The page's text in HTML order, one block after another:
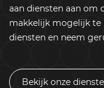
aan diensten aan om
makkelijk mogelijk te
diensten en neem
Bekijk onze